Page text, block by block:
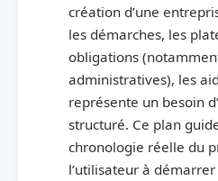
création d’une
les démarches, les
obligations
administratives), les
représente un besoin
structuré. Ce plan
chronologie réelle du
l’utilisateur à